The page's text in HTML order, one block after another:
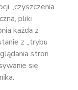
„czyszczenia
pliki
każda z
z „trybu
stron
się